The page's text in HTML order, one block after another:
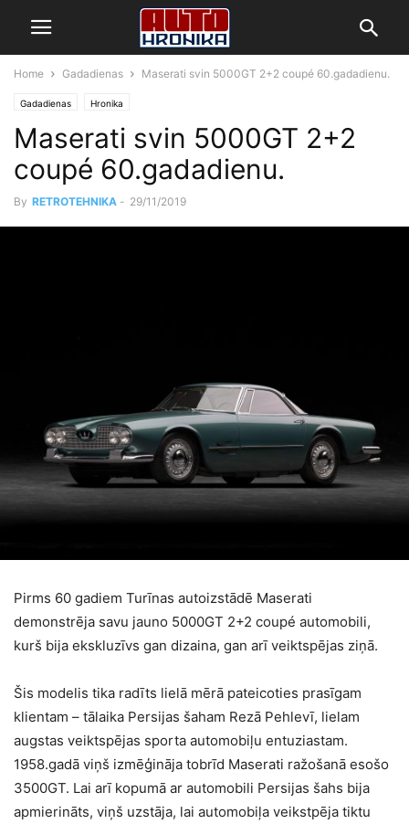
Home Gadadienas Maserati svin 5000GT 2+2 coupé 60.gadadienu.
Gadadienas Hronika
Maserati svin 5000GT 2+2
coupé 60.gadadienu.
By RETROTEHNIKA - 29/11/2019
Pirms 60 gadiem Turīnas autoizstādē Maserati
demonstrēja savu jauno 5000GT 2+2 coupé automobili,
kurš bija ekskluzīvs gan dizaina, gan arī veiktspējas ziņā.
Šis modelis tika radīts lielā mērā pateicoties prasīgam
klientam – tālaika Persijas šaham Rezā Pehlevī, lielam
augstas veiktspējas sporta automobiļu entuziastam.
1958.gadā viņš izmēģināja tobrīd Maserati ražošanā esošo
3500GT. Lai arī kopumā ar automobili Persijas šahs bija
apmierināts, viņš uzstāja, lai automobiļa veikstpēja tiktu